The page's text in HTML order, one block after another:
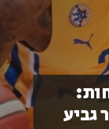
גביע